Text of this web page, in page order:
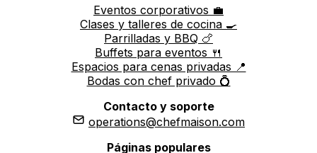
Eventos corporativos 💼
Clases y talleres de cocina 🍳
Parrilladas y BBQ 🍗
Buffets para eventos 🍴
Espacios para cenas privadas 📍
Bodas con chef privado 💍
Contacto y soporte
operations@chefmaison.com
Páginas populares